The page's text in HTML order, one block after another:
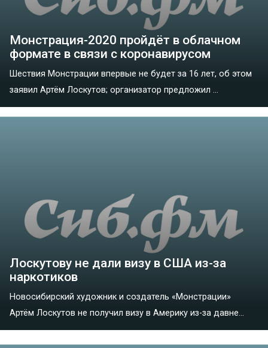
Монстрация-2020 пройдёт в облачном
формате в связи с коронавирусом
Шествия Монстрации впервые не будет за 16 лет, об этом
заявил Артём Лоскутов; организатор предложил ...
Лоскутову не дали визу в США из-за
наркотиков
Новосибирский художник и создатель «Монстрации»
Артём Лоскутов не получил визу в Америку из-за давне...